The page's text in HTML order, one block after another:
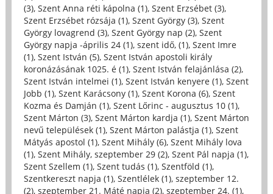
(3), Szent Anna réti kápolna (1), Szent Erzsébet (3),
Szent Erzsébet rózsája (1), Szent György (3), Szent
György lovagrend (3), Szent György nap (2), Szent
György napja -április 24 (1), szent idő, (1), Szent Imre
(1), Szent István (5), Szent István apostoli király
koronázásának 1025. é (1), Szent István felajánlása (2),
Szent István intelmei (1), Szent István kenyere (1), Szent
Jobb (1), Szent Karácsony (1), Szent Korona (6), Szent
Kozma és Damján (1), Szent Lőrinc - augusztus 10 (1),
Szent Márton (3), Szent Márton kardja (1), Szent Márton
nevű települések (1), Szent Márton palástja (1), Szent
Mátyás apostol (1), Szent Mihály (6), Szent Mihály lova
(1), Szent Mihály, szeptember 29 (2), Szent Pál napja (1),
Szent Szellem (1), Szent tudás (1), Szentföld (1),
Szentkereszt napja (1), Szentlélek (1), szeptember 12.
(2), szeptember 21. Máté napja (2), szeptember 24. (1),